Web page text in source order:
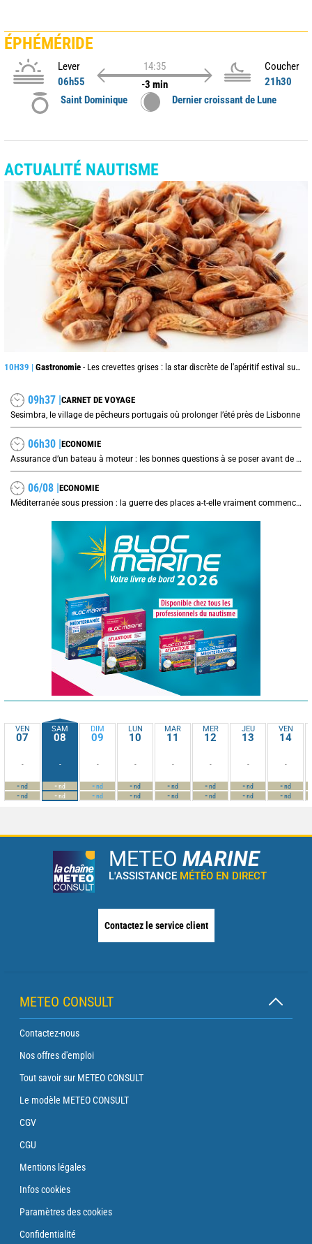
ÉPHÉMÉRIDE
Lever
06h55
14:35
-3 min
Coucher
21h30
Saint Dominique
Dernier croissant de Lune
ACTUALITÉ NAUTISME
10H39 | Gastronomie - Les crevettes grises : la star discrète de l'apéritif estival sur les côtes de la mer du Nord
09h37 |CARNET DE VOYAGE
Sesimbra, le village de pêcheurs portugais où prolonger l’été près de Lisbonne
06h30 |ECONOMIE
Assurance d’un bateau à moteur : les bonnes questions à se poser avant de signer son contrat
06/08 |ECONOMIE
Méditerranée sous pression : la guerre des places a-t-elle vraiment commencé ?
VEN
07
-
-nd
-nd
SAM
08
-
-nd
-nd
DIM
09
-
-nd
-nd
LUN
10
-
-nd
-nd
MAR
11
-
-nd
-nd
MER
12
-
-nd
-nd
JEU
13
-
-nd
-nd
VEN
14
-
-nd
-nd
METEO MARINE
L'ASSISTANCE MÉTÉO EN DIRECT
Contactez le service client
METEO CONSULT
Contactez-nous
Nos offres d'emploi
Tout savoir sur METEO CONSULT
Le modèle METEO CONSULT
CGV
CGU
Mentions légales
Infos cookies
Paramètres des cookies
Confidentialité